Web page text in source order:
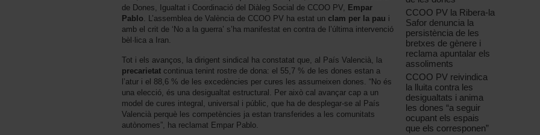
de Dones, Igualtat i Coordinació del Diàleg Social de CCOO PV, Empar
Pablo . L’assemblea de València de CCOO PV ha estat un clam per la pau i
amb el crit de ‘No a la guerra’ s’ha manifestat en contra de l’última intervenció
bèl·lica a Iran.
Tot i els avanços, la dirigent sindical ha constatat que, al País Valencià, la
precarietat continua tenint rostre de dona: el 55,7 % de les dones estan a
l’atur i el 88,6 % de les excedències per cures les assumeixen dones. “No és
una elecció, és una desigualtat estructural. Per això cal avançar cap a un
model de cures integral, universal i públic, que ha de desplegar-se al País
Valencià perquè les competències ja estan transferides a les comunitats
autònomes”, ha reclamat Empar Pablo.
CCOO PV la Ribera-la
Safor denuncia la
persistència de les
bretxes de gènere i
reclama apuntalar els
assoliments
CCOO PV reivindica
la lluita contra les
desigualtats i anima
les dones “a seguir
ocupant els espais
que els corresponen”